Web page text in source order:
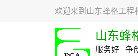
欢迎来到山东蜂格工程
山东蜂
服务好